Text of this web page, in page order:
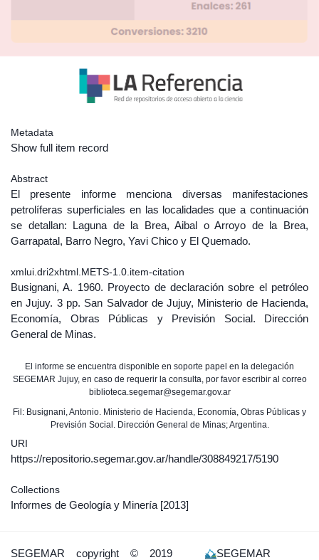
Metadata
Show full item record
Abstract
El presente informe menciona diversas manifestaciones
petrolíferas superficiales en las localidades que a continuación
se detallan: Laguna de la Brea, Aibal o Arroyo de la Brea,
Garrapatal, Barro Negro, Yavi Chico y El Quemado.
xmlui.dri2xhtml.METS-1.0.item-citation
Busignani, A. 1960. Proyecto de declaración sobre el petróleo
en Jujuy. 3 pp. San Salvador de Jujuy, Ministerio de Hacienda,
Economía, Obras Públicas y Previsión Social. Dirección
General de Minas.
El informe se encuentra disponible en soporte papel en la delegación
SEGEMAR Jujuy, en caso de requerir la consulta, por favor escribir al correo
biblioteca.segemar@segemar.gov.ar
Fil: Busignani, Antonio. Ministerio de Hacienda, Economía, Obras Públicas y
Previsión Social. Dirección General de Minas; Argentina.
URI
https://repositorio.segemar.gov.ar/handle/308849217/5190
Collections
Informes de Geología y Minería [2013]
SEGEMAR copyright © 2019 SEGEMAR